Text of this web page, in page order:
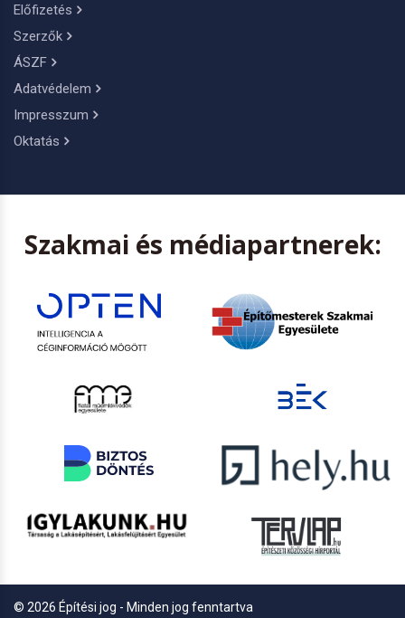
Előfizetés
Szerzők
ÁSZF
Adatvédelem
Impresszum
Oktatás
Szakmai és médiapartnerek:
© 2026 Építési jog - Minden jog fenntartva